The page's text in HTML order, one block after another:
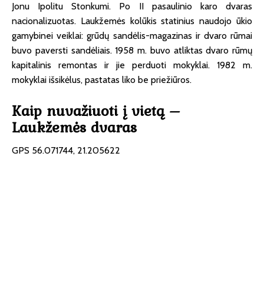
Jonu Ipolitu Stonkumi. Po II pasaulinio karo dvaras
nacionalizuotas. Laukžemės kolūkis statinius naudojo ūkio
gamybinei veiklai: grūdų sandėlis-magazinas ir dvaro rūmai
buvo paversti sandėliais. 1958 m. buvo atliktas dvaro rūmų
kapitalinis remontas ir jie perduoti mokyklai. 1982 m.
mokyklai išsikėlus, pastatas liko be priežiūros.
Kaip nuvažiuoti į vietą –
Laukžemės dvaras
GPS 56.071744, 21.205622